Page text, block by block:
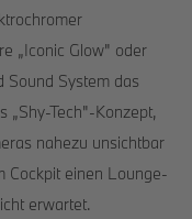
„Iconic Glow" oder
Sound System das
„Shy-Tech"-Konzept,
nahezu unsichtbar
Cockpit einen Lounge-
erwartet.